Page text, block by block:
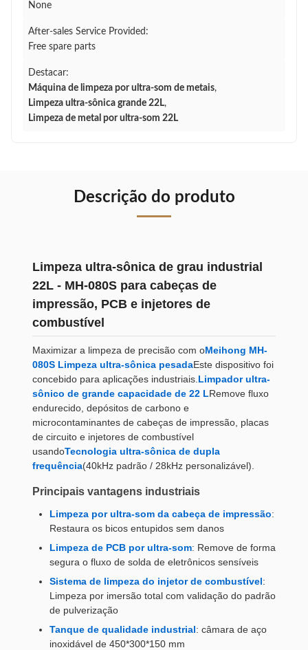
None
After-sales Service Provided:
Free spare parts
Destacar:
Máquina de limpeza por ultra-som de metais,
Limpeza ultra-sônica grande 22L,
Limpeza de metal por ultra-som 22L
Descrição do produto
Limpeza ultra-sônica de grau industrial
22L - MH-080S para cabeças de
impressão, PCB e injetores de
combustível
Maximizar a limpeza de precisão com oMeihong MH-
080S Limpeza ultra-sônica pesadaEste dispositivo foi
concebido para aplicações industriais. Limpador ultra-
sônico de grande capacidade de 22 LRemove fluxo
endurecido, depósitos de carbono e
microcontaminantes de cabeças de impressão, placas
de circuito e injetores de combustível
usandoTecnologia ultra-sônica de dupla
frequência(40kHz padrão / 28kHz personalizável).
Principais vantagens industriais
Limpeza por ultra-som da cabeça de impressão:
Restaura os bicos entupidos sem danos
Limpeza de PCB por ultra-som: Remove de forma
segura o fluxo de solda de eletrônicos sensíveis
Sistema de limpeza do injetor de combustível:
Limpeza por imersão total com validação do padrão
de pulverização
Tanque de qualidade industrial: câmara de aço
inoxidável de 450*300*150 mm